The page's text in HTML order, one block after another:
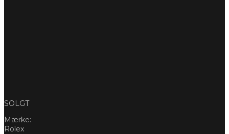
SOLGT
Mærke:
Rolex